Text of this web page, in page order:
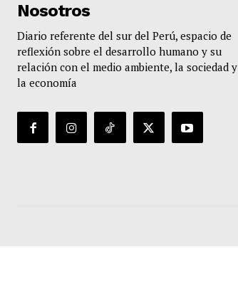
Nosotros
Diario referente del sur del Perú, espacio de
reflexión sobre el desarrollo humano y su
relación con el medio ambiente, la sociedad y
la economía